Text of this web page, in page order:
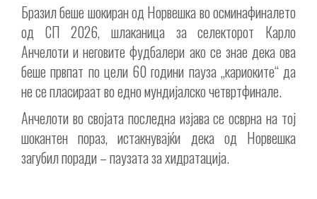
Бразил беше шокиран од Норвешка во осминафиналето
од СП 2026, шлаканица за селекторот Карло
Анчелоти и неговите фудбалери ако се знае дека ова
беше првпат по цели 60 години пауза „кариоките“ да
не се пласираат во едно мундијалско четвртфинале.
Анчелоти во својата последна изјава се осврна на тој
шокантен пораз, истакнувајќи дека од Норвешка
загубил поради – паузата за хидратација.